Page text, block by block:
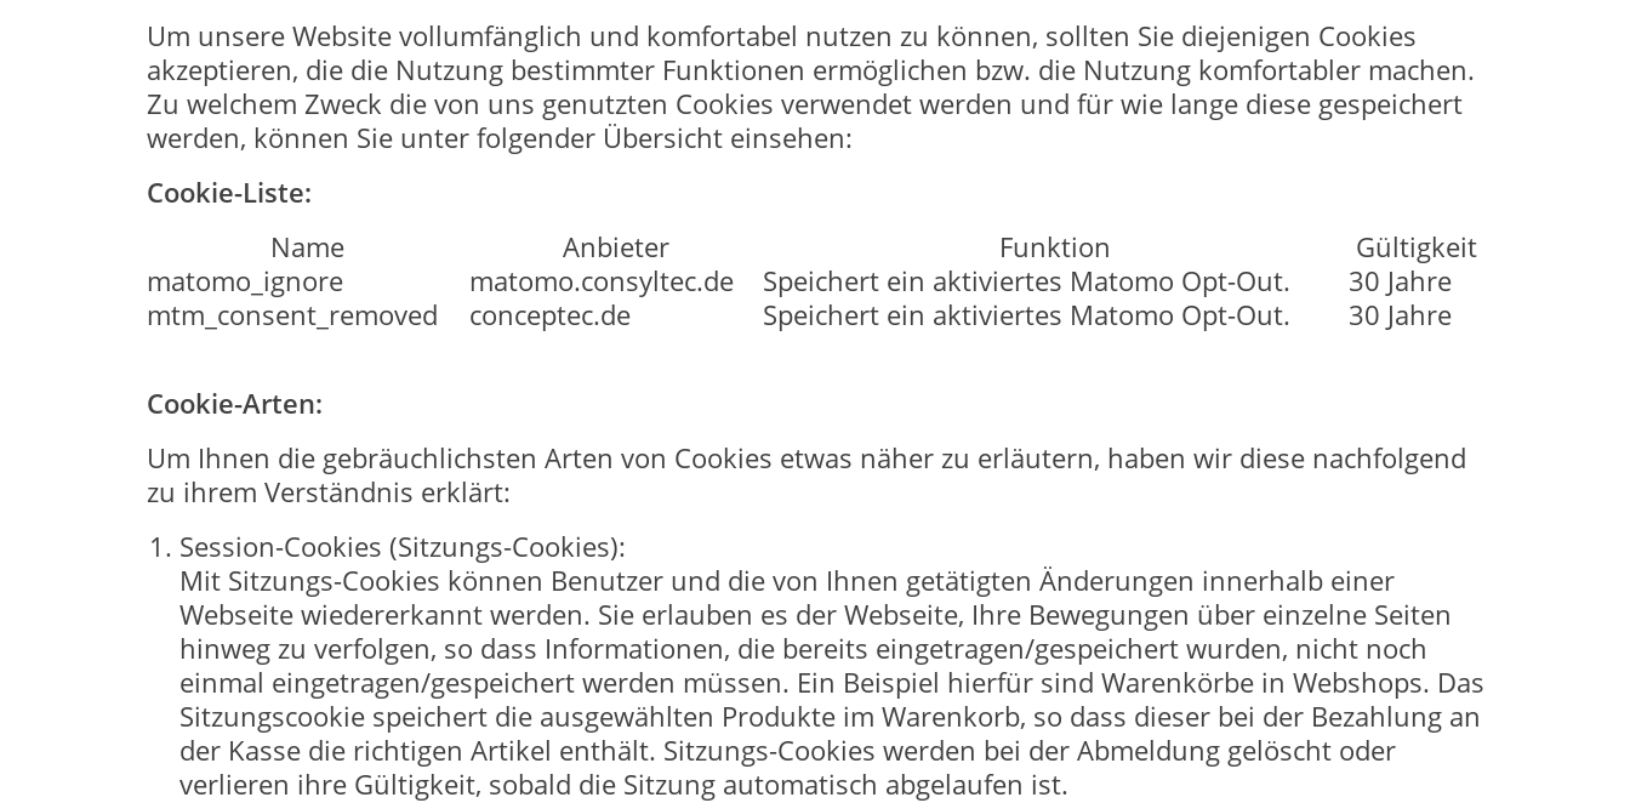
Um unsere Website vollumfänglich und komfortabel nutzen zu können, sollten Sie diejenigen Cookies
akzeptieren, die die Nutzung bestimmter Funktionen ermöglichen bzw. die Nutzung komfortabler machen.
Zu welchem Zweck die von uns genutzten Cookies verwendet werden und für wie lange diese gespeichert
werden, können Sie unter folgender Übersicht einsehen:
Cookie-Liste:
Name
Anbieter Funktion
Gültigkeit
matomo_ignore
matomo.consyltec.de Speichert ein aktiviertes Matomo Opt-Out.
30 Jahre
mtm_consent_removed
conceptec.de Speichert ein aktiviertes Matomo Opt-Out. 30 Jahre
Cookie-Arten:
Um Ihnen die gebräuchlichsten Arten von Cookies etwas näher zu erläutern, haben wir diese nachfolgend
zu ihrem Verständnis erklärt:
Session-Cookies (Sitzungs-Cookies):
Mit Sitzungs-Cookies können Benutzer und die von Ihnen getätigten Änderungen innerhalb einer
Webseite wiedererkannt werden. Sie erlauben es der Webseite, Ihre Bewegungen über einzelne Seiten
hinweg zu verfolgen, so dass Informationen, die bereits eingetragen/gespeichert wurden, nicht noch
einmal eingetragen/gespeichert werden müssen. Ein Beispiel hierfür sind Warenkörbe in Webshops. Das
Sitzungscookie speichert die ausgewählten Produkte im Warenkorb, so dass dieser bei der Bezahlung an
der Kasse die richtigen Artikel enthält. Sitzungs-Cookies werden bei der Abmeldung gelöscht oder
verlieren ihre Gültigkeit, sobald die Sitzung automatisch abgelaufen ist.